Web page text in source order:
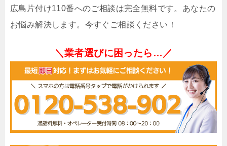
広島片付け110番へのご相談は完全無料です。あなたの
お悩み解決します。今すぐご相談ください！
＼業者選びに困ったら…／